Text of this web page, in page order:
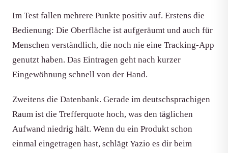
Im Test fallen mehrere Punkte positiv auf. Erstens die
Bedienung: Die Oberfläche ist aufgeräumt und auch für
Menschen verständlich, die noch nie eine Tracking-App
genutzt haben. Das Eintragen geht nach kurzer
Eingewöhnung schnell von der Hand.
Zweitens die Datenbank. Gerade im deutschsprachigen
Raum ist die Trefferquote hoch, was den täglichen
Aufwand niedrig hält. Wenn du ein Produkt schon
einmal eingetragen hast, schlägt Yazio es dir beim